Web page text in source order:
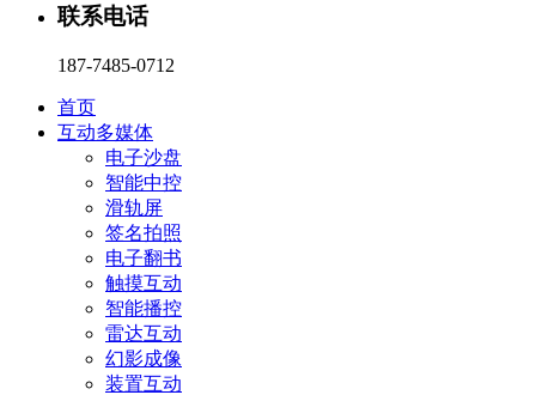
联系电话
187-7485-0712
首页
互动多媒体
电子沙盘
智能中控
滑轨屏
签名拍照
电子翻书
触摸互动
智能播控
雷达互动
幻影成像
装置互动